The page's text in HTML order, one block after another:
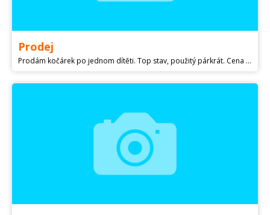
Prodej
Prodám kočárek po jednom dítěti. Top stav, použitý párkrát. Cena 2500,-. Pouze vážní zájemci. Jen osobní odběr.